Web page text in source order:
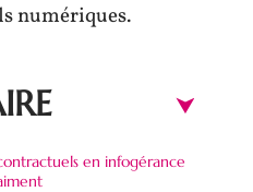
numériques.
en infogérance